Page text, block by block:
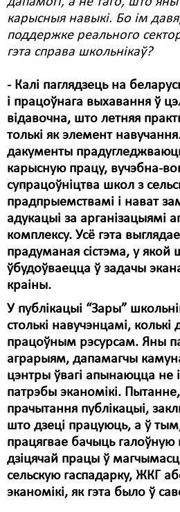
карысныя навыкі. Бо ім
поддержке реального
гэта справа школьнікаў?
- Калі паглядзець на
і працоўнага выхавання ў
відавочна, што летняя
толькі як элемент
дакументы
карысную працу, вучэбна-
супрацоўніцтва школ з
прадпрыемствамі і нават
адукацыі за арганізацыямі
комплексу. Усё гэта
прадуманая сістэма, у якой
ўбудоўваецца ў задачы
краіны.
У публікацыі “Зары”
столькі навучэнцамі,
працоўным рэсурсам. Яны
аграрыям, дапамагчы
цэнтры ўвагі апынаюцца не
патрэбы эканомікі.
прачытання публікацыі,
што дзеці працуюць, а ў
працягвае бачыць галоўную
дзіцячай працы ў
сельскую гаспадарку, ЖКГ
эканомікі, як гэта было ў